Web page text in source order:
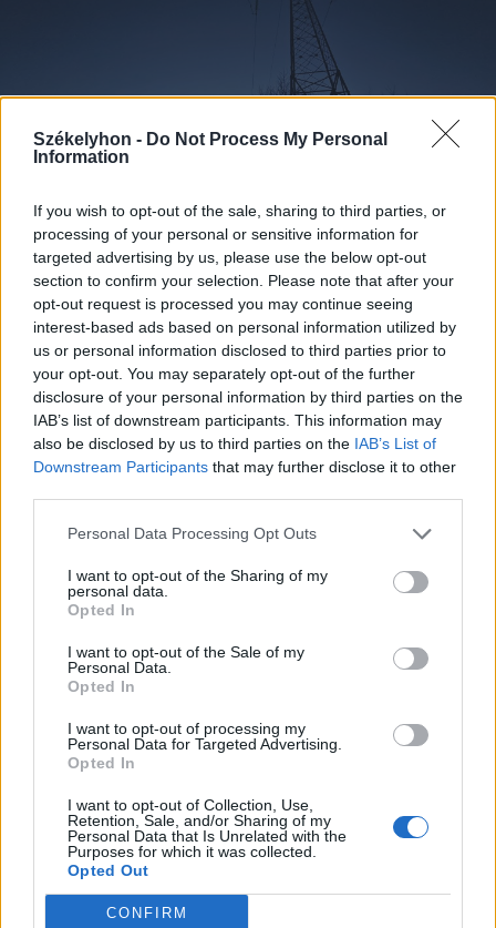
Székelyhon - Do Not Process My Personal
Information
If you wish to opt-out of the sale, sharing to third parties, or
processing of your personal or sensitive information for
targeted advertising by us, please use the below opt-out
section to confirm your selection. Please note that after your
opt-out request is processed you may continue seeing
interest-based ads based on personal information utilized by
us or personal information disclosed to third parties prior to
your opt-out. You may separately opt-out of the further
disclosure of your personal information by third parties on the
IAB’s list of downstream participants. This information may
also be disclosed by us to third parties on the IAB’s List of
Downstream Participants that may further disclose it to other
Personal Data Processing Opt Outs
I want to opt-out of the Sharing of my
personal data.
Opted In
I want to opt-out of the Sale of my
Personal Data.
Opted In
I want to opt-out of processing my
Personal Data for Targeted Advertising.
Opted In
I want to opt-out of Collection, Use,
Retention, Sale, and/or Sharing of my
Personal Data that Is Unrelated with the
Purposes for which it was collected.
Opted Out
CONFIRM
2026. augusztus 07., péntek
Ha a helyzet indokolja, biztonsági
intézkedéseket lehet elrendelni az
országos villamosenergia-
hálózatban
2026. augusztus 07., péntek